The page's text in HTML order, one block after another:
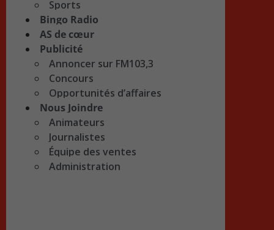
Sports
Bingo Radio
AS de cœur
Publicité
Annoncer sur FM103,3
Concours
Opportunités d’affaires
Nous Joindre
Animateurs
Journalistes
Équipe des ventes
Administration